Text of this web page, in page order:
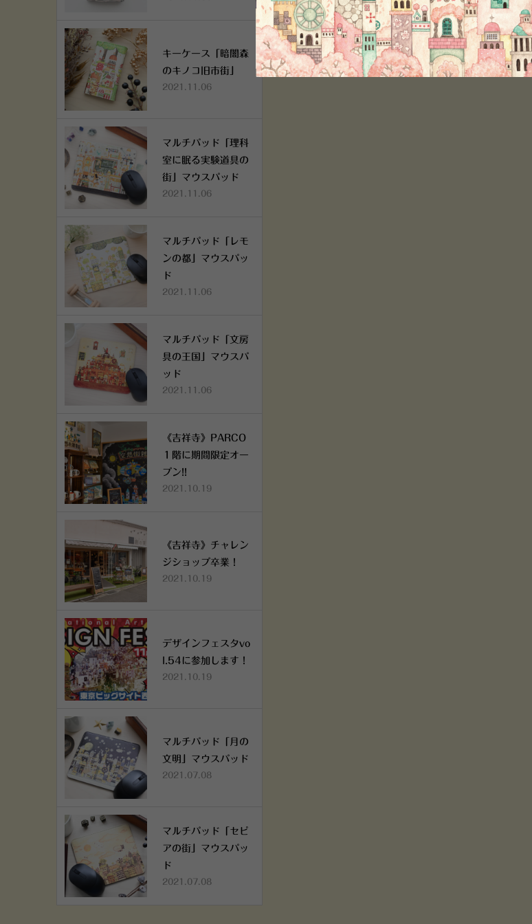
キーケース「暗闇森
のキノコ旧市街」
2021.11.06
マルチパッド「理科
室に眠る実験道具の
街」マウスパッド
2021.11.06
マルチパッド「レモ
ンの都」マウスパッ
ド
2021.11.06
マルチパッド「文房
具の王国」マウスパ
ッド
2021.11.06
《吉祥寺》PARCO
１階に期間限定オー
プン!!
2021.10.19
《吉祥寺》チャレン
ジショップ卒業！
2021.10.19
デザインフェスタvo
l.54に参加します！
2021.10.19
マルチパッド「月の
文明」マウスパッド
2021.07.08
マルチパッド「セピ
アの街」マウスパッ
ド
2021.07.08